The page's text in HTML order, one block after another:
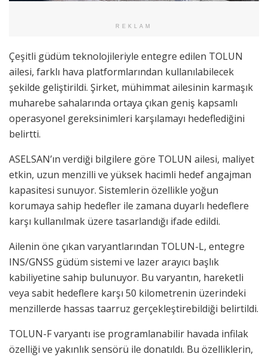
REKLAM
Çeşitli güdüm teknolojileriyle entegre edilen TOLUN
ailesi, farklı hava platformlarından kullanılabilecek
şekilde geliştirildi. Şirket, mühimmat ailesinin karmaşık
muharebe sahalarında ortaya çıkan geniş kapsamlı
operasyonel gereksinimleri karşılamayı hedeflediğini
belirtti.
ASELSAN’ın verdiği bilgilere göre TOLUN ailesi, maliyet
etkin, uzun menzilli ve yüksek hacimli hedef angajman
kapasitesi sunuyor. Sistemlerin özellikle yoğun
korumaya sahip hedefler ile zamana duyarlı hedeflere
karşı kullanılmak üzere tasarlandığı ifade edildi.
Ailenin öne çıkan varyantlarından TOLUN-L, entegre
INS/GNSS güdüm sistemi ve lazer arayıcı başlık
kabiliyetine sahip bulunuyor. Bu varyantın, hareketli
veya sabit hedeflere karşı 50 kilometrenin üzerindeki
menzillerde hassas taarruz gerçekleştirebildiği belirtildi.
TOLUN-F varyantı ise programlanabilir havada infilak
özelliği ve yakınlık sensörü ile donatıldı. Bu özelliklerin,